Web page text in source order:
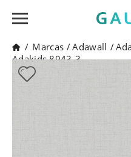
/ Marcas /Adawall /
Adakids 8943-3